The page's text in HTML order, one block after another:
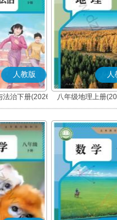
人教版
法治下册(2026
部编版)
人
八年级地理上册